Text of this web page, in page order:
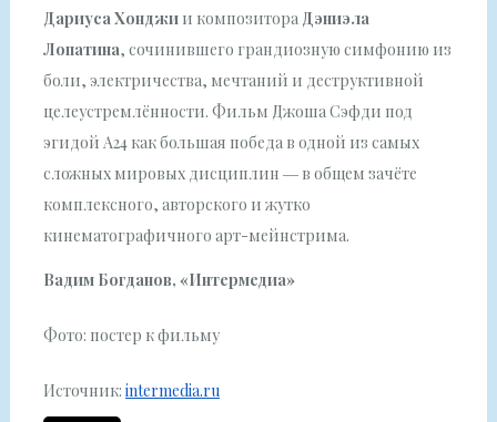
Дариуса Хонджии композитора Дэниэла
Лопатина, сочинившего грандиозную симфонию из
боли, электричества, мечтаний и деструктивной
целеустремлённости. Фильм Джоша Сэфди под
эгидой А24 как большая победа в одной из самых
сложных мировых дисциплин ― в общем зачёте
комплексного, авторского и жутко
кинематографичного арт-мейнстрима.
Вадим Богданов, «Интермедиа»
Фото: постер к фильму
Источник: intermedia.ru